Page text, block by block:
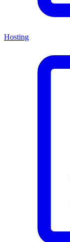
Hosting